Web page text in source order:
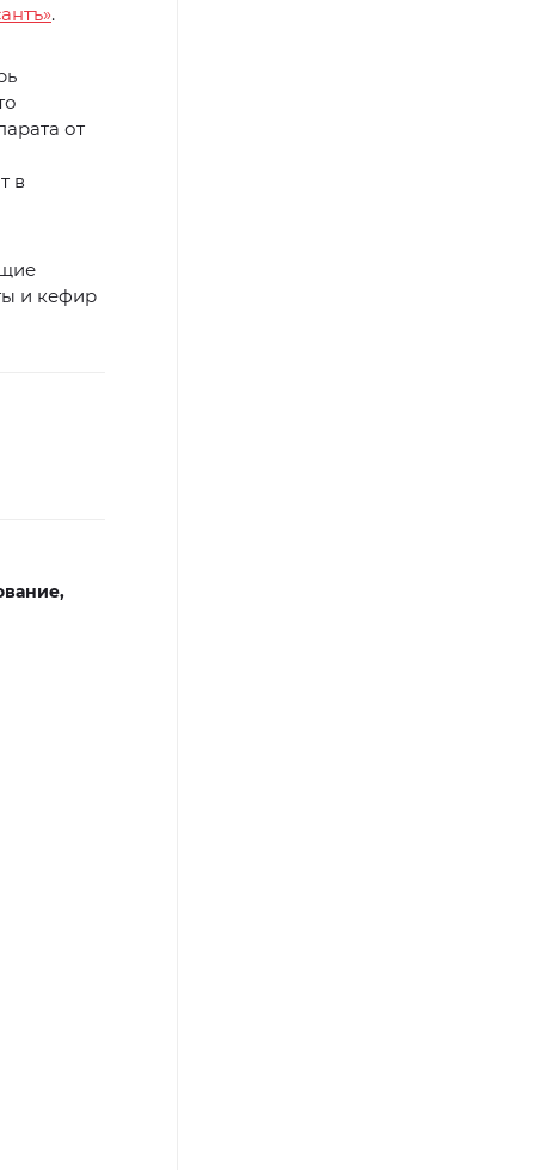
.
от
в
и кефир